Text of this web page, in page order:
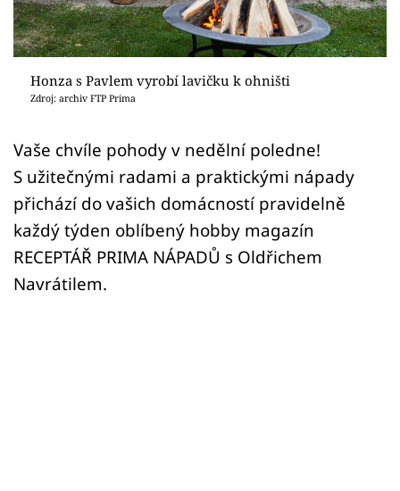
Přihlášení
Sledujte nás
Honza s Pavlem vyrobí lavičku k ohništi
Zdroj: archiv FTP Prima
Vaše chvíle pohody v nedělní poledne!
S užitečnými radami a praktickými nápady
přichází do vašich domácností pravidelně
každý týden oblíbený hobby magazín
RECEPTÁŘ PRIMA NÁPADŮ s Oldřichem
Navrátilem.